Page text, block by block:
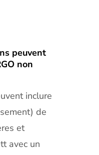
peuvent
non
inclure
de
et
avec un